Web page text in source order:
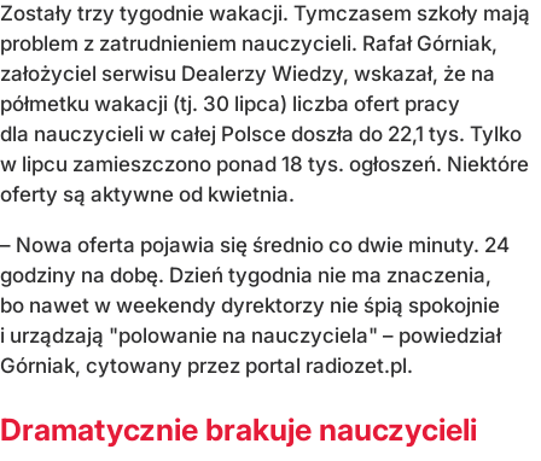
Zostały trzy tygodnie wakacji. Tymczasem szkoły mają
problem z zatrudnieniem nauczycieli. Rafał Górniak,
założyciel serwisu Dealerzy Wiedzy, wskazał, że na
półmetku wakacji (tj. 30 lipca) liczba ofert pracy
dla nauczycieli w całej Polsce doszła do 22,1 tys. Tylko
w lipcu zamieszczono ponad 18 tys. ogłoszeń. Niektóre
oferty są aktywne od kwietnia.
– Nowa oferta pojawia się średnio co dwie minuty. 24
godziny na dobę. Dzień tygodnia nie ma znaczenia,
bo nawet w weekendy dyrektorzy nie śpią spokojnie
i urządzają "polowanie na nauczyciela" – powiedział
Górniak, cytowany przez portal radiozet.pl.
Dramatycznie brakuje nauczycieli